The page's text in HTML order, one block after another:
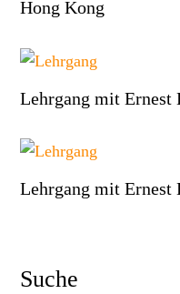
Hong Kong
Lehrgang mit Ernest
Lehrgang mit Ernest
Suche